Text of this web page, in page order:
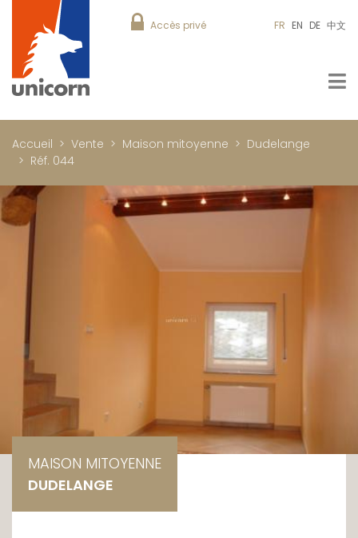
Accès privé FR EN DE 中文
Accueil Vente Maison mitoyenne
Dudelange
Réf. 044
MAISON MITOYENNE
DUDELANGE